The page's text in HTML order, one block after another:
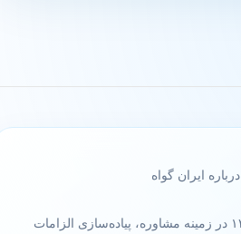
درباره ایران گواه
ایران گواه از سال ۱۳۸۷ در زمینه مشاوره، پیاده‌سازی الزامات